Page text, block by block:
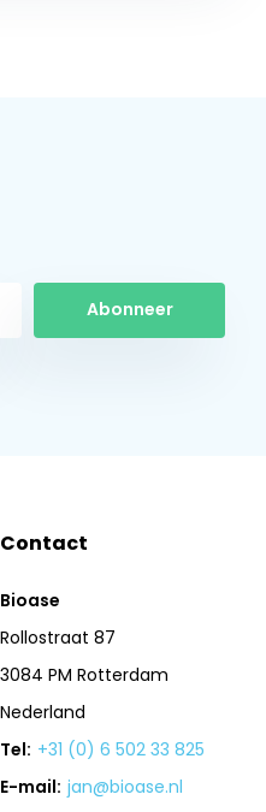
Abonneer
Contact
Bioase
Rollostraat 87
3084 PM Rotterdam
Nederland
Tel: +31 (0) 6 502 33 825
E-mail: jan@bioase.nl